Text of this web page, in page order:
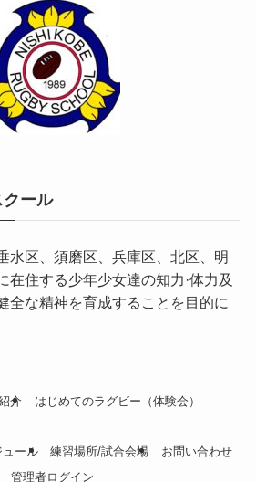
ール
水区、須磨区、兵庫区、北区、明
在住する少年少女達の知力·体力及
全な精神を育成することを目的に
介
はじめてのラグビー（体験会）
ュール 練習場所/試合会場
お問い合わせ
管理者ログイン